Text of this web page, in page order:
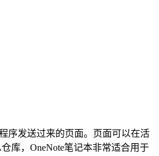
序发送过来的页面。页面可以在活
库，OneNote笔记本非常适合用于